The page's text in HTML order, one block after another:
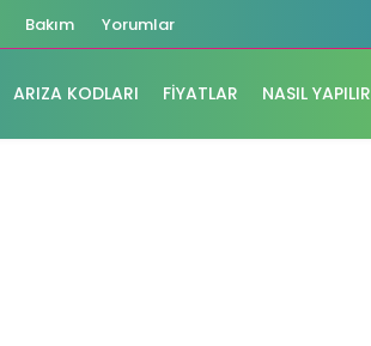
Bakım Yorumlar
ARIZA KODLARI FIYATLAR NASIL YAPILIR